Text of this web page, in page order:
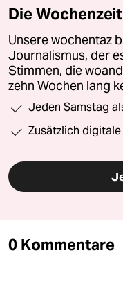
Die
Unsere wochentaz
Journalismus, der
Stimmen, die
zehn Wochen lang
Jeden Samstag
Zusätzlich
0 Kommentare